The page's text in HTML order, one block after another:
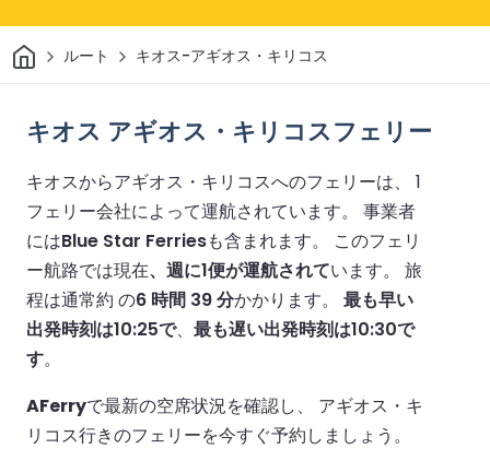
家 ルート キオス-アギオス・キリコス
キオス アギオス・キリコスフェリー
キオスからアギオス・キリコスへのフェリーは、 1
フェリー会社によって運航されています。 事業者
にはBlue Star Ferriesも含まれます。 このフェリ
ー航路では現在、週に1便が運航されています。 旅
程は通常約 の6 時間 39 分かかります。 最も早い
出発時刻は10:25で、 最も遅い出発時刻は10:30で
す。
AFerryで最新の空席状況を確認し、 アギオス・キ
リコス行きのフェリーを今すぐ予約しましょう。